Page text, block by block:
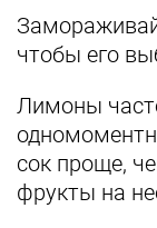
чтобы его
Лимоны
сок проще,
фрукты на